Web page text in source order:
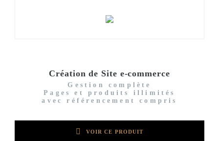
Création de Site e-commerce
Gestion complète
Pages et produits illimités
avec référencement compris
VOIR CE PRODUIT